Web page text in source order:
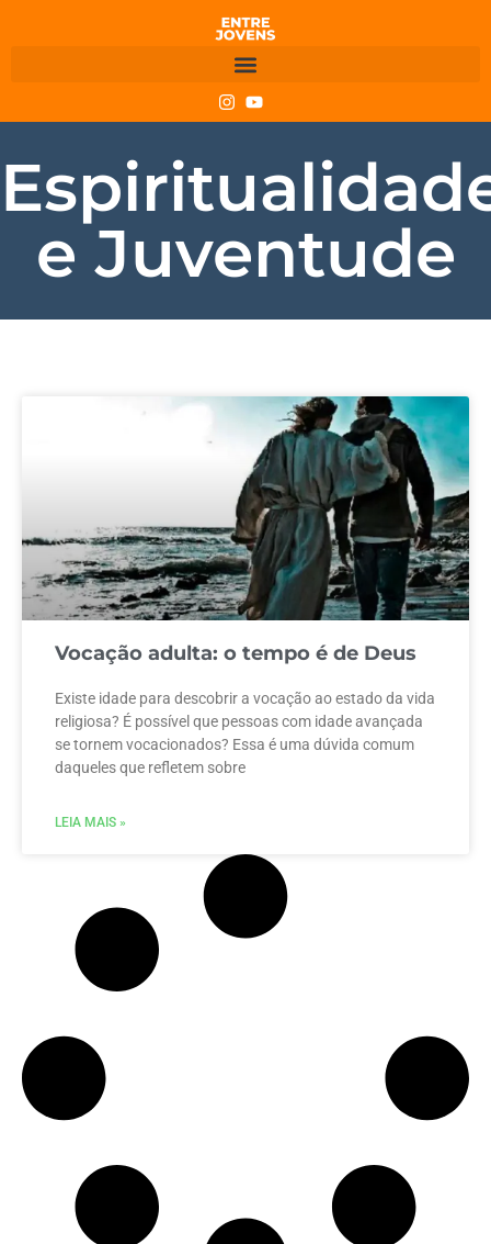
e Juventude
Vocação adulta: o tempo é de Deus
Existe idade para descobrir a vocação ao estado da vida
religiosa? É possível que pessoas com idade avançada
se tornem vocacionados? Essa é uma dúvida comum
daqueles que refletem sobre
LEIA MAIS »